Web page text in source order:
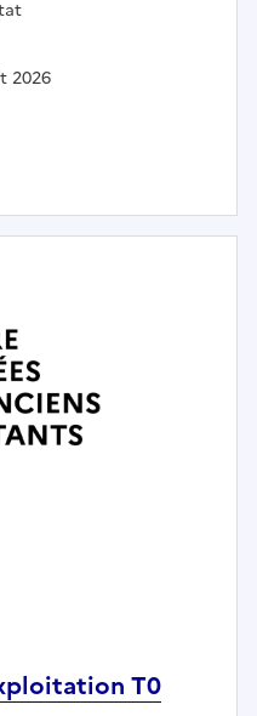
2026
atelier DSIRH
T0